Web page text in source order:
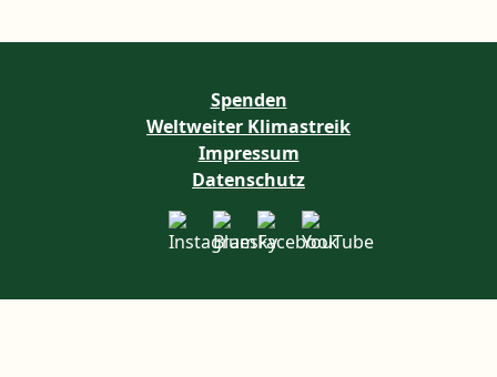
Spenden
Weltweiter Klimastreik
Impressum
Datenschutz